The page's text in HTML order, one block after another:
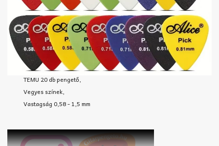
TEMU 20 db pengető,
Vegyes színek,
Vastagság 0,58 - 1,5 mm